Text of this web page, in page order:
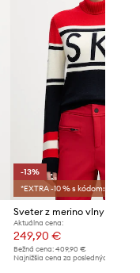
-13%
*EXTRA -10 % s kódom:SALE
Aktuálna cena:
249,90 €
Bežná cena: 409,90 €
Najnižšia cena za posledných 30 dní